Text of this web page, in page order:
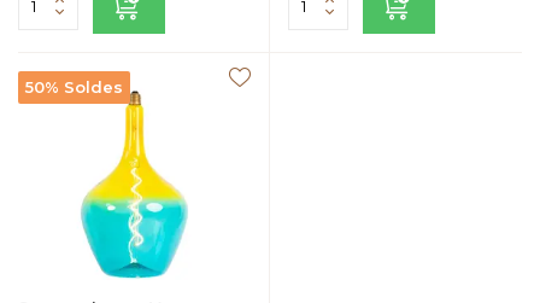
50% Soldes